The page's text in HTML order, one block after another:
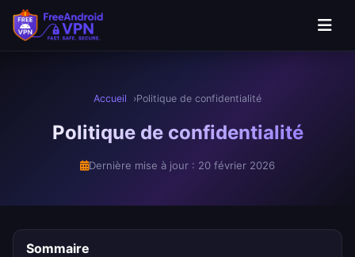
Aller au contenu principal
Accueil Politique de confidentialité
Politique de confidentialité
Dernière mise à jour : 20 février 2026
Sommaire